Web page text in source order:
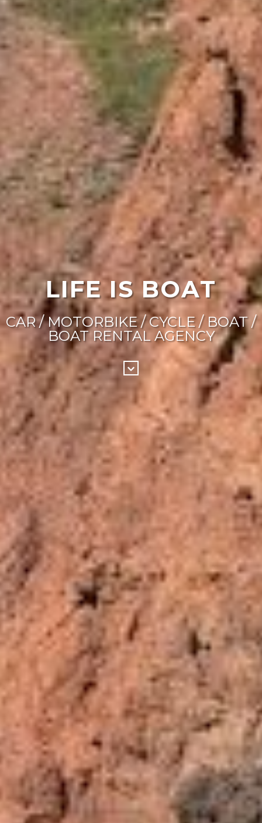
LIFE IS BOAT
CAR / MOTORBIKE / CYCLE / BOAT /
BOAT RENTAL AGENCY